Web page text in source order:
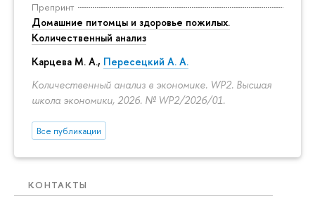
Препринт
Домашние питомцы и здоровье пожилых.
Количественный анализ
Карцева М. А., Пересецкий А. А.
Количественный анализ в экономике. WP2. Высшая
школа экономики, 2026. № WP2/2026/01.
Все публикации
КОНТАКТЫ